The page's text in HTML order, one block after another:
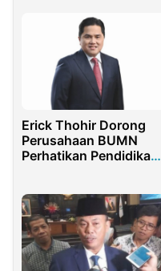
Erick Thohir Dorong
Perusahaan BUMN
Perhatikan Pendidikan